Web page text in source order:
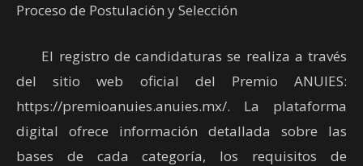
Proceso de Postulación y Selección
El registro de candidaturas se realiza a través
del sitio web oficial del Premio ANUIES:
https://premioanuies.anuies.mx/. La plataforma
digital ofrece información detallada sobre las
bases de cada categoría, los requisitos de